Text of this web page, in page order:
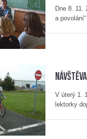
Dne 8. 11.
a
V úterý 1.
lektorky